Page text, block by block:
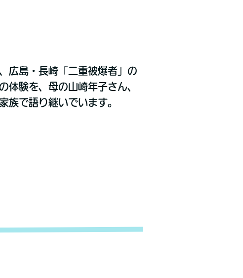
広島・長崎「二重被爆者」の
体験を、母の山崎年子さん、
族で語り継いでいます。